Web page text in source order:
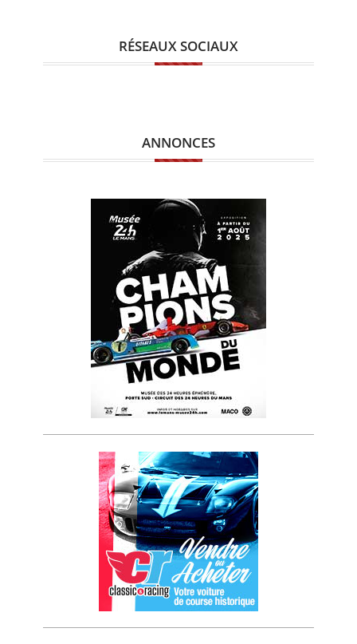
RÉSEAUX SOCIAUX
ANNONCES